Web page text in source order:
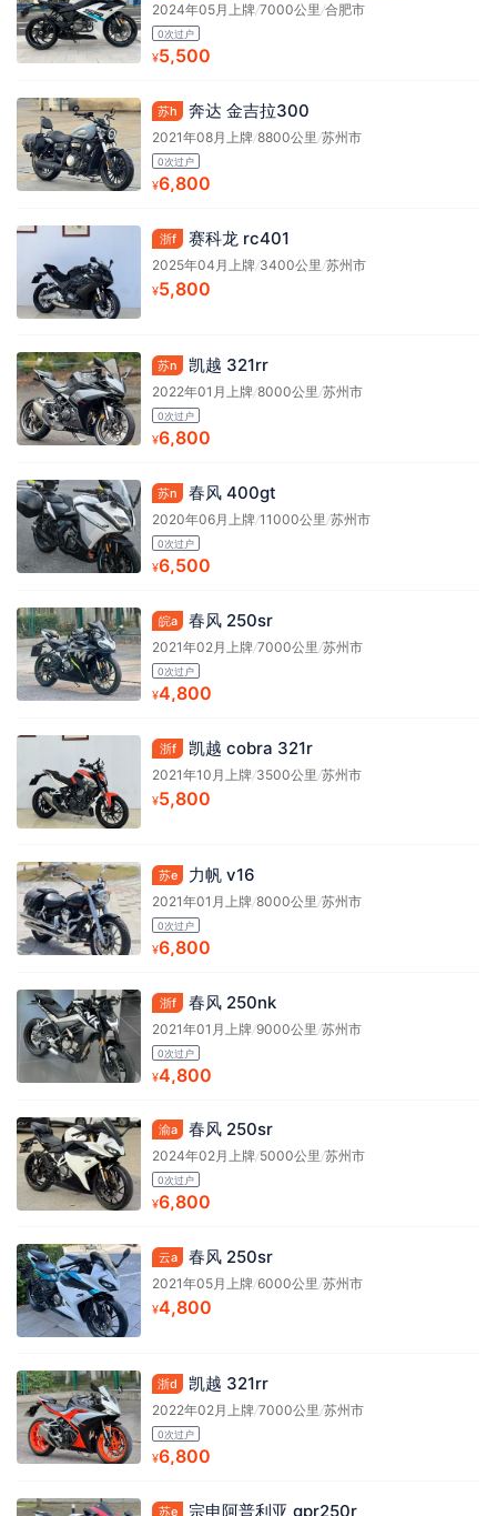
2024年05月上牌/7000公里/合肥市
0次过户
¥5,500
苏h 奔达 金吉拉300
2021年08月上牌/8800公里 /苏州市
0次过户
¥6,800
浙f 赛科龙 rc401
2025年04月上牌/3400公里 /苏州市
¥5,800
苏n 凯越 321rr
2022年01月上牌/8000公里 /苏州市
0次过户
¥6,800
苏n 春风 400gt
2020年06月上牌/11000公里 /苏州市
0次过户
¥6,500
皖a 春风 250sr
2021年02月上牌/7000公里 /苏州市
0次过户
¥4,800
浙f 凯越 cobra 321r
2021年10月上牌/3500公里 /苏州市
¥5,800
苏e 力帆 v16
2021年01月上牌/8000公里 /苏州市
0次过户
¥6,800
浙f 春风 250nk
2021年01月上牌/9000公里 /苏州市
0次过户
¥4,800
渝a 春风 250sr
2024年02月上牌/5000公里/苏州市
0次过户
¥6,800
云a 春风 250sr
2021年05月上牌/6000公里/苏州市
¥4,800
浙d 凯越 321rr
2022年02月上牌/7000公里/苏州市
0次过户
¥6,800
苏e 宗申阿普利亚 gpr250r